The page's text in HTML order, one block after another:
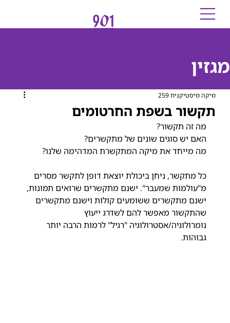
מגזין
תקשור בשפת החרטומים
מיקה מיסטיקנית 259
מה זה תקשור?
האם יש סוגים שונים של מתקשרים?
מה מייחד את מיקה המתקשרת המדהימה שלנו?
כל מתקשר, ניחן ביכולת יוצאת דופן לתקשר מסרים
מ"עולמות שמעבר". ישנם מתקשרים שרואים תמונות,
ישנם מתקשרים ששומעים קולות וישנם מתקשרים
שהתקשור מאפשר להם לשדרג ייעוץ
נומרולוגיה/אסטרולוגיה "רגיל" לרמות הרבה יותר
גבוהות.